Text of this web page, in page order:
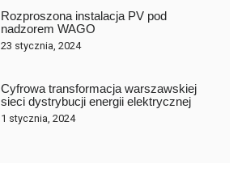
Rozproszona instalacja PV pod
nadzorem WAGO
23 stycznia, 2024
Cyfrowa transformacja warszawskiej
sieci dystrybucji energii elektrycznej
1 stycznia, 2024